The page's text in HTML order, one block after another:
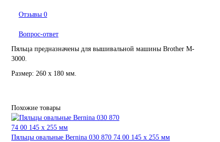
Отзывы 0
Вопрос-ответ
Пяльца предназначены для вышивальной машины Brother M-
3000.
Размер: 260 x 180 мм.
Похожие товары
Пяльцы овальные Bernina 030 870 74 00 145 x 255 мм